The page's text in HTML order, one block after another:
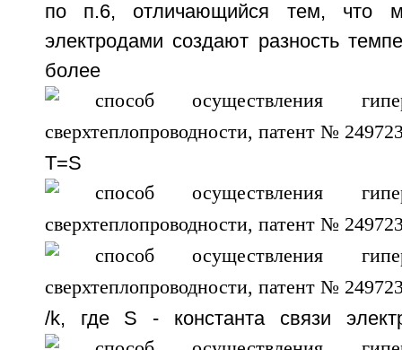
по п.6, отличающийся тем, что
электродами создают разность
более
T=S
/k, где S - константа связи